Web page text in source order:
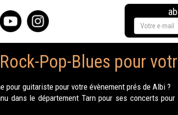
Pop-Blues pour
pour guitariste pour votre évènement prés de Albi ?
dans le département Tarn pour ses concerts